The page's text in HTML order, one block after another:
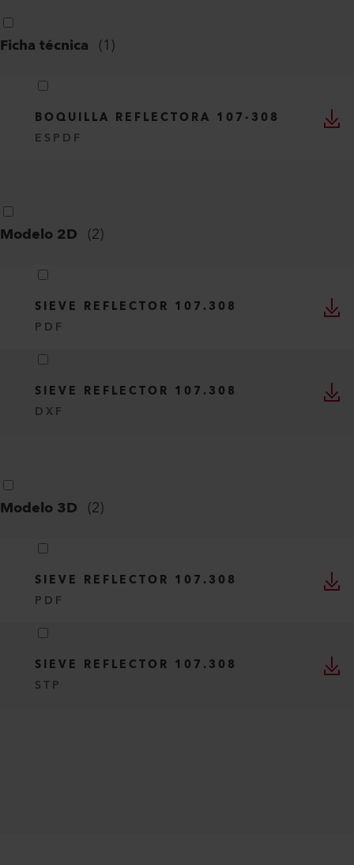
Ficha técnica (1)
BOQUILLA REFLECTORA 107-308
ES PDF
Modelo 2D (2)
SIEVE REFLECTOR 107.308
PDF
SIEVE REFLECTOR 107.308
DXF
Modelo 3D (2)
SIEVE REFLECTOR 107.308
PDF
SIEVE REFLECTOR 107.308
STP